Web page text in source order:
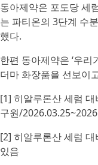
동아제약은 포도당 세
는 파티온의 3단계 수
했다.
한편 동아제약은 ‘우
더마 화장품을 선보이
[1] 히알루론산 세럼
구원/
[2] 히알루론산 세럼
있음